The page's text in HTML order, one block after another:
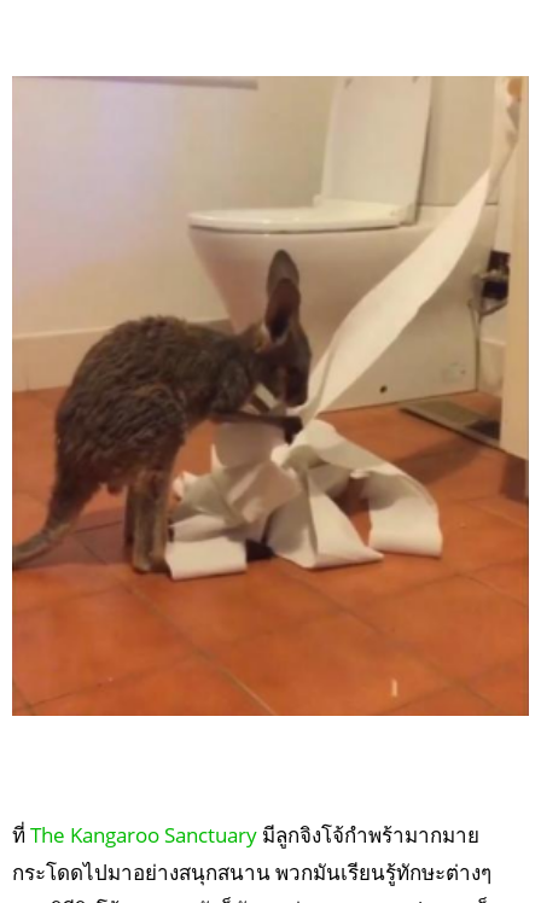
ที่ The Kangaroo Sanctuary มีลูกจิงโจ้กำพร้ามากมาย
กระโดดไปมาอย่างสนุกสนาน พวกมันเรียนรู้ทักษะต่างๆ